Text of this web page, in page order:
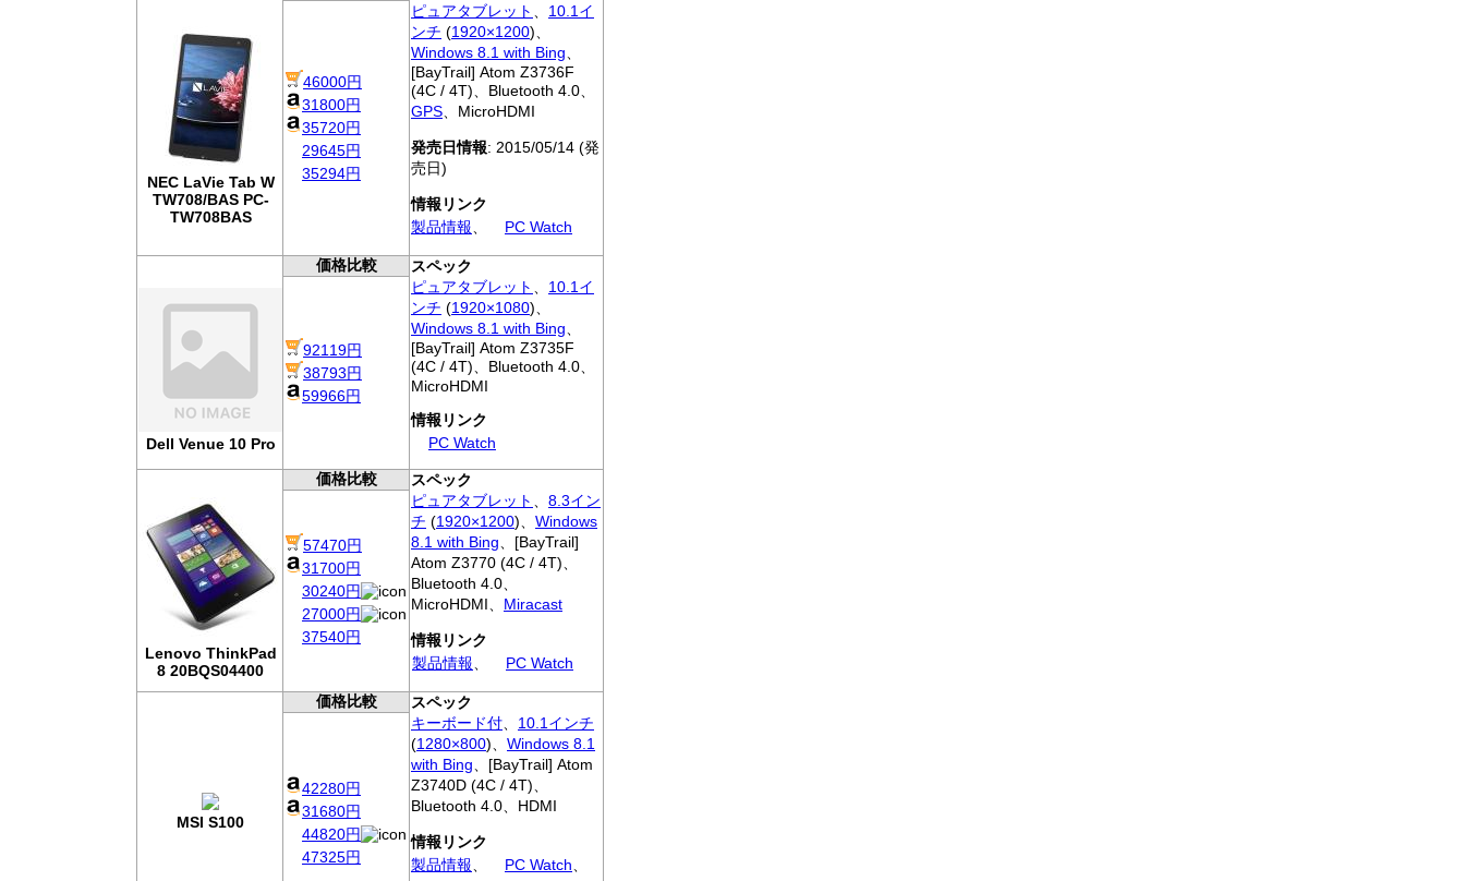
NEC LaVie Tab W
TW708/BAS PC-
TW708BAS
ピュアタブレット
10.1イ
ンチ (1920×1200)、
Windows 8.1 with Bing
[BayTrail] Atom Z3736F
(4C / 4T)、Bluetooth 4.0、
GPS 、MicroHDMI
発売日情報: 2015/05/14 (発
売日)
情報リンク
製品情報、 PC Watch
46000円
31800円
35720円
29645円
35294円
Dell Venue 10 Pro
価格比較
スペック
ピュアタブレット
10.1イ
ンチ (1920×1080)、
Windows 8.1 with Bing
[BayTrail] Atom Z3735F
(4C / 4T)、Bluetooth 4.0、
MicroHDMI
情報リンク
PC Watch
92119円
38793円
59966円
Lenovo ThinkPad
8 20BQS04400
価格比較
スペック
ピュアタブレット
8.3イン
チ (1920×1200)、 Windows
8.1 with Bing 、[BayTrail]
Atom Z3770 (4C / 4T)、
Bluetooth 4.0、
MicroHDMI、 Miracast
情報リンク
製品情報
PC Watch
57470円
31700円
30240円
27000円
37540円
MSI S100
価格比較
スペック
キーボード付
10.1インチ
(1280×800)、 Windows 8.1
with Bing 、[BayTrail] Atom
Z3740D (4C / 4T)、
Bluetooth 4.0、HDMI
情報リンク
製品情報
PC Watch
42280円
31680円
44820円
47325円